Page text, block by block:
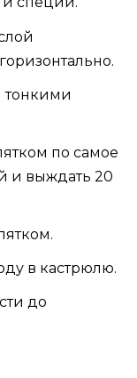
тонкими
по самое
и выждать 20
в кастрюлю.
до